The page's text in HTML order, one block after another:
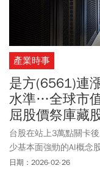
產業時事
是方(6561)連
水準…全球市
屈股價祭庫藏
台股在站上3萬點關卡
少基本面強勁的AI概念
來說，週三(2/25)公告
日期：2026-02-26